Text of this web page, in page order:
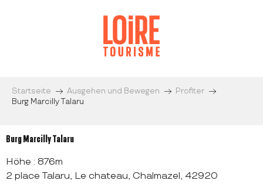
Startseite Ausgehen und Bewegen
Profiter
Burg Marcilly Talaru
Burg Marcilly Talaru
Höhe : 876m
2 place Talaru, Le chateau, Chalmazel, 42920